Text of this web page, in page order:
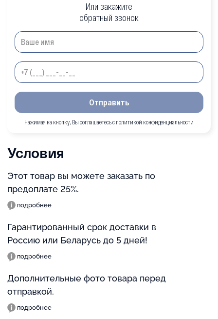
Или закажите
обратный звонок
Отправить
Нажимая на кнопку, Вы соглашаетесь с политикой конфиденциальности
Условия
Этот товар вы можете заказать по
предоплате 25%.
подробнее
Гарантированный срок доставки в
Россию или Беларусь до 5 дней!
подробнее
Дополнительные фото товара перед
отправкой.
подробнее